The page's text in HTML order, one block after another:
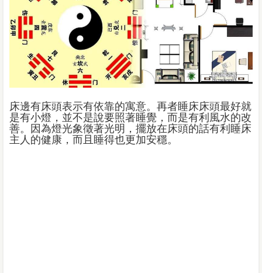
床邊有床頭表示有依靠的寓意。再者睡床床頭最好就
是有小燈，並不是說要照著睡覺，而是有利風水的改
善。因為燈光象徵著光明，擺放在床頭的話有利睡床
主人的健康，而且睡得也更加安穩。